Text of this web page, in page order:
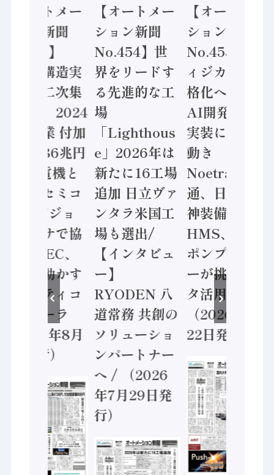
【オートメー
ション新聞
No.455】
「経済構造実
態調査二次集
計結果」2024
年製造業 付加
価値額86兆円
/ 三菱電機と
ソニーセミコ
ン AIビジョ
ンセンサで協
業 / IDEC、
安全に動かす
セーフティコ
ントローラ
（2026年8月
5日発行）
【オートメー
ション新聞
No.454】世
界をリードす
る先進的な工
場
「Lighthous
e」2026年は
新たに16工場
追加 日立ヴァ
ンタラ米国工
場も選出/
【インタビュ
ー】
RYODEN 八
道常務 共創の
ソリューショ
ンパートナー
へ / （2026
年7月29日発
行）
【オートメー
ション新聞
No.453】フ
ィジカルAI本
格化へ 国産
AI開発や社会
実装に活発な
動き
Noetra、富士
通、日立 / 兵
神装備 ×
HMS、老舗
ポンプメーカ
ーが挑むデー
タ活用 など
（2026年7月
22日発行）